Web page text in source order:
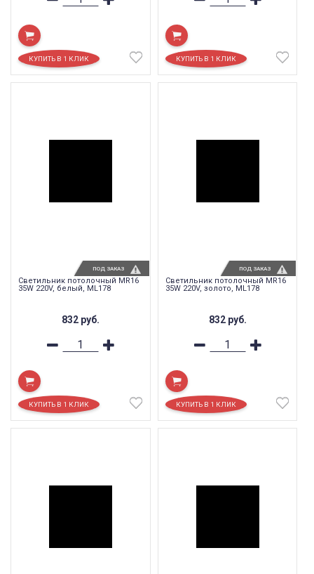
Светильник потолочный MR16
35W 220V, белый, ML178
832 руб.
ПОД ЗАКАЗ
Светильник потолочный MR16
35W 220V, золото, ML178
832 руб.
ПОД ЗАКАЗ